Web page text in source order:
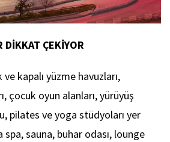
DİKKAT ÇEKİYOR
kapalı yüzme havuzları,
çocuk oyun alanları, yürüyüş
pilates ve yoga stüdyoları yer
spa, sauna, buhar odası, lounge